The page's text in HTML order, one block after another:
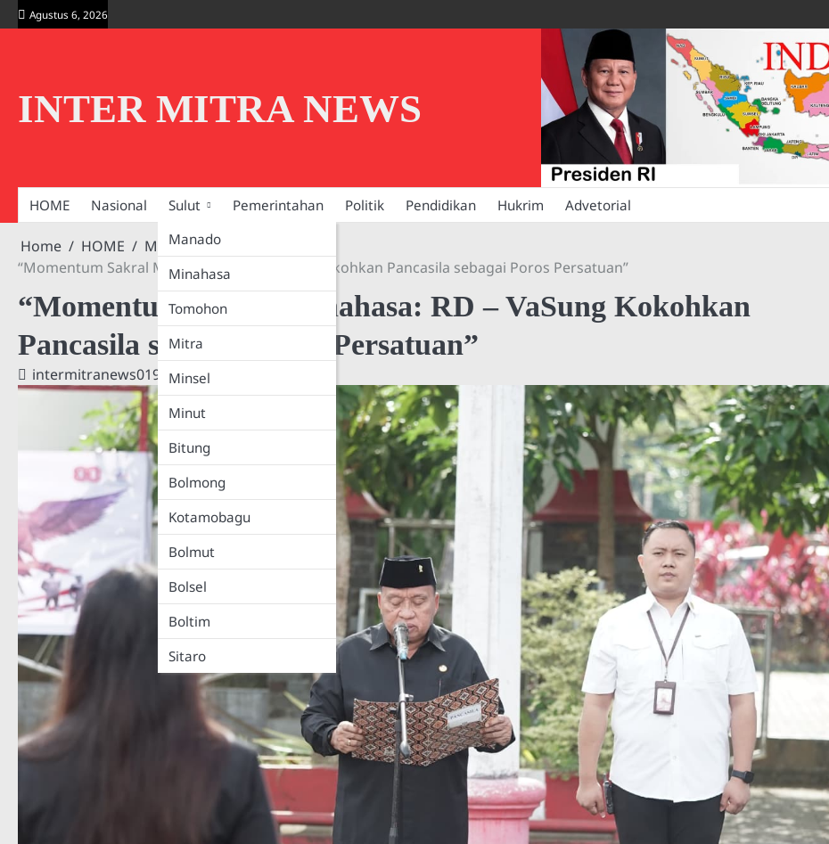
Skip
to
Agustus 6, 2026
INTER MITRA NEWS
HOME Nasional
Sulut
Manado
Minahasa
Tomohon
Mitra
Minsel
Minut
Bitung
Bolmong
Kotamobagu
Bolmut
Bolsel
Boltim
Sitaro
Pemerintahan Politik Pendidikan Hukrim Advetorial
Home HOME
Minahasa
“Momentum Sakral Minahasa: RD – VaSung Kokohkan Pancasila sebagai Poros Persatuan”
“Momentum Sakral Minahasa: RD – VaSung Kokohkan
Pancasila sebagai Poros Persatuan”
intermitranews019@gmail.com